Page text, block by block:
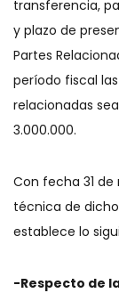
transferencia,
y plazo de
Partes
período fiscal
relacionadas
3.000.000.
Con fecha 31 de
técnica de
establece lo
-Respecto de